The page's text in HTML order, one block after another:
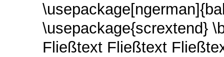
\usepackage{scrextend}
Fließtext Fließtext